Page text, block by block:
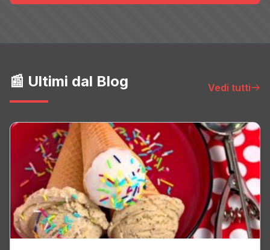
📰 Ultimi dal Blog Vedi tutti